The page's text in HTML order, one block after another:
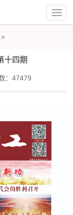
>
十四期
：47479